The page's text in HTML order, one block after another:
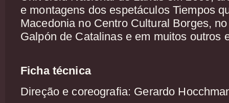
e montagens dos espetáculos Tiempos
Macedonia no Centro Cultural Borges,
Galpón de Catalinas e em muitos outros
Ficha técnica
Direção e coreografia: Gerardo